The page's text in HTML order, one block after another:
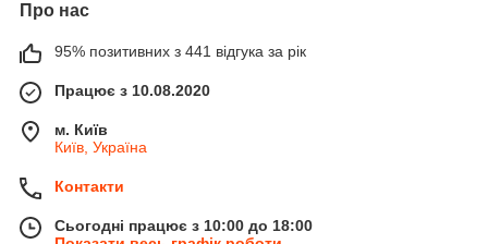
Про нас
95% позитивних з 441 відгука за рік
Працює з 10.08.2020
м. Київ
Київ, Україна
Контакти
Сьогодні працює з 10:00 до 18:00